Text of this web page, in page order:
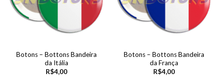
Botons – Bottons Bandeira
da Itália
R$4,00
Botons – Bottons Bandeira
da França
R$4,00